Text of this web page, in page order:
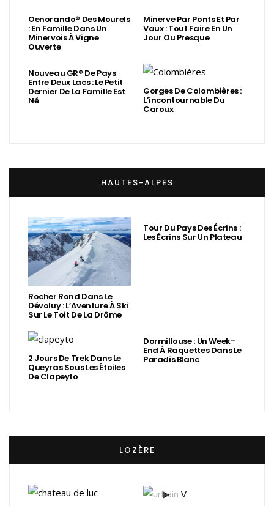
Oenorando® Des Mourels
: En Famille Dans Un
Minervois À Vigne
Ouverte
Minerve Par Ponts Et Par
Vaux : Tout Faire En Un
Jour Ou Presque
Nouveau GR® De Pays
Entre Deux Lacs : Le Petit
Dernier De La Famille Est
Né
Gorges De Colombières :
L’incontournable Du
Caroux
HAUTES-ALPES
Rocher Rond Dans Le
Dévoluy : L’Aventure À Ski
Sur Le Toit De La Drôme
Tour Du Pays Des Écrins :
Les Écrins Sur Un Plateau
2 Jours De Trek Dans Le
Queyras Sous Les Étoiles
De Clapeyto
Dormillouse : Un Week-
End À Raquettes Dans Le
Paradis Blanc
LOZÈRE